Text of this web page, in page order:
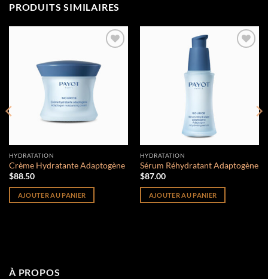
PRODUITS SIMILAIRES
wishlist
HYDRATATION
Crème Hydratante Adaptogène
$88.50
AJOUTER AU PANIER
HYDRATATION
Sérum Réhydratant Adaptogène
$87.00
AJOUTER AU PANIER
À PROPOS